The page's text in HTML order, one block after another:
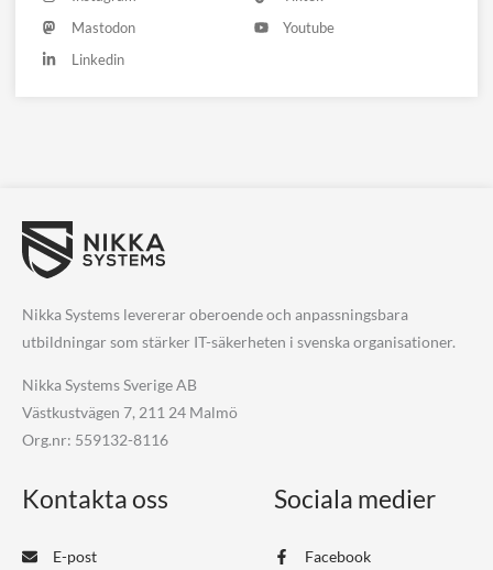
Mastodon
Linkedin
Youtube
Nikka Systems levererar oberoende och anpassningsbara
utbildningar som stärker IT-säkerheten i svenska organisationer.
Nikka Systems Sverige AB
Västkustvägen 7, 211 24 Malmö
Org.nr: 559132-8116
Kontakta oss
E-post
Sociala medier
Facebook